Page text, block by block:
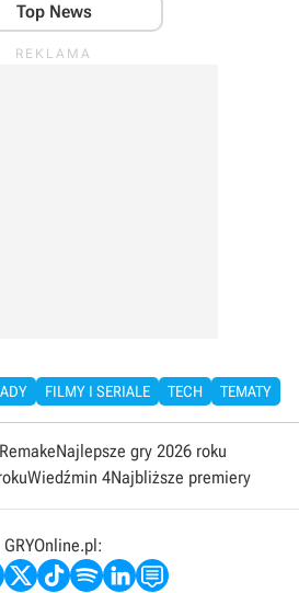
Top News
FILMY I SERIALE TECH TEMATY
Najlepsze gry 2026 roku
Wiedźmin 4Najbliższe premiery
GRYOnline.pl: